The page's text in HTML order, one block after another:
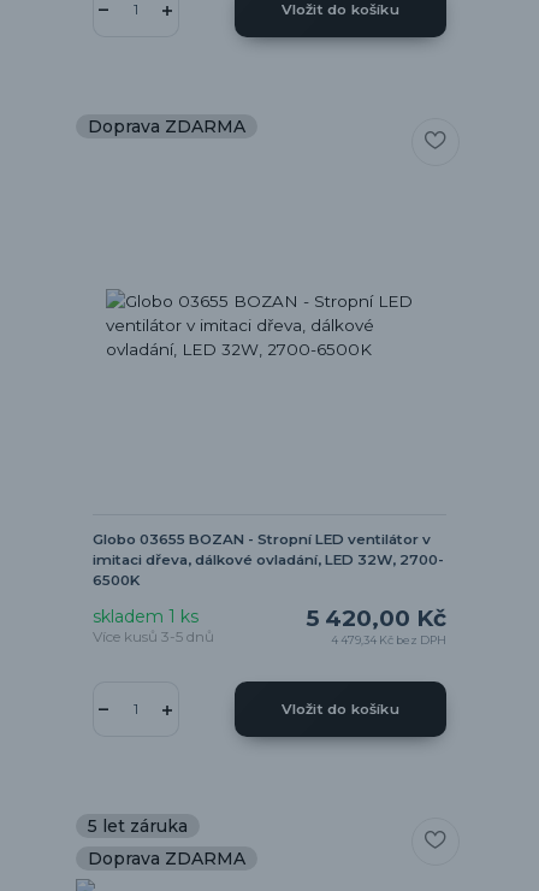
Vložit do košíku
Doprava ZDARMA
Globo 03655 BOZAN - Stropní LED ventilátor v
imitaci dřeva, dálkové ovladání, LED 32W, 2700-
6500K
5 420,00 Kč
4 479,34 Kč bez DPH
skladem 1 ks
Více kusů 3-5 dnů
Vložit do košíku
5 let záruka
Doprava ZDARMA